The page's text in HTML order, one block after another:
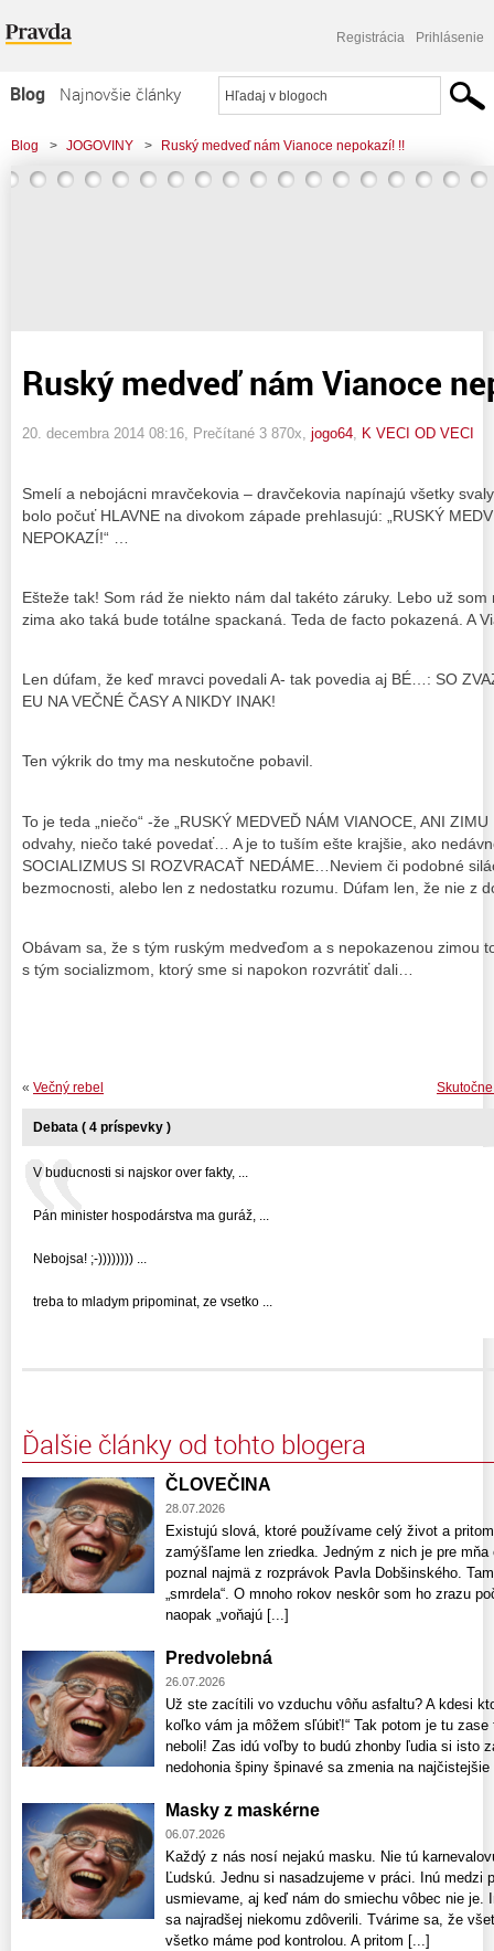
Registrácia Prihlásenie
Blog
Najnovšie články
Najčítanejšie články
Najkomentovanejšie články
Blog > JOGOVINY > Ruský medveď nám Vianoce nepokazí! !!
Ruský medveď nám Vianoce
20. decembra 2014 08:16 , Prečítané 3 870x, jogo64 K VECI OD VECI
Smelí a nebojácni mravčekovia – dravčekovia napínajú všetky
bolo počuť HLAVNE na divokom západe prehlasujú: „RUSKÝ
NEPOKAZÍ!“ …
Ešteže tak! Som rád že niekto nám dal takéto záruky. Lebo už
zima ako taká bude totálne spackaná. Teda de facto pokazená. A
Len dúfam, že keď mravci povedali A- tak povedia aj BÉ…: SO
EU NA VEČNÉ ČASY A NIKDY INAK!
Ten výkrik do tmy ma neskutočne pobavil.
To je teda „niečo“ -že „RUSKÝ MEDVEĎ NÁM VIANOCE, ANI
odvahy, niečo také povedať… A je to tuším ešte krajšie, ako
SOCIALIZMUS SI ROZVRACAŤ NEDÁME…Neviem či podobné
bezmocnosti, alebo len z nedostatku rozumu. Dúfam len, že nie z
Obávam sa, že s tým ruským medveďom a s nepokazenou zimou
s tým socializmom, ktorý sme si napokon rozvrátiť dali…
« Večný rebel
Debata ( 4 príspevky )
V buducnosti si najskor over fakty, ...
Pán minister hospodárstva ma guráž, ...
Nebojsa! ;-)))))))) ...
treba to mladym pripominat, ze vsetko ...
Ďalšie články od tohto blogera
ČLOVEČINA
28.07.2026
Existujú slová, ktoré používame celý život a
zamýšľame len zriedka. Jedným z nich je pre
poznal najmä z rozprávok Pavla Dobšinského.
„smrdela“. O mnoho rokov neskôr som ho zrazu
naopak „voňajú [...]
Predvolebná
26.07.2026
Už ste zacítili vo vzduchu vôňu asfaltu? A kdesi
koľko vám ja môžem sľúbiť!“ Tak potom je tu
neboli! Zas idú voľby to budú zhonby ľudia si isto
nedohonia špiny špinavé sa zmenia na
Masky z maskérne
06.07.2026
Každý z nás nosí nejakú masku. Nie tú
Ľudskú. Jednu si nasadzujeme v práci. Inú medzi
usmievame, aj keď nám do smiechu vôbec nie je.
sa najradšej niekomu zdôverili. Tvárime sa, že
všetko máme pod kontrolou. A pritom [...]